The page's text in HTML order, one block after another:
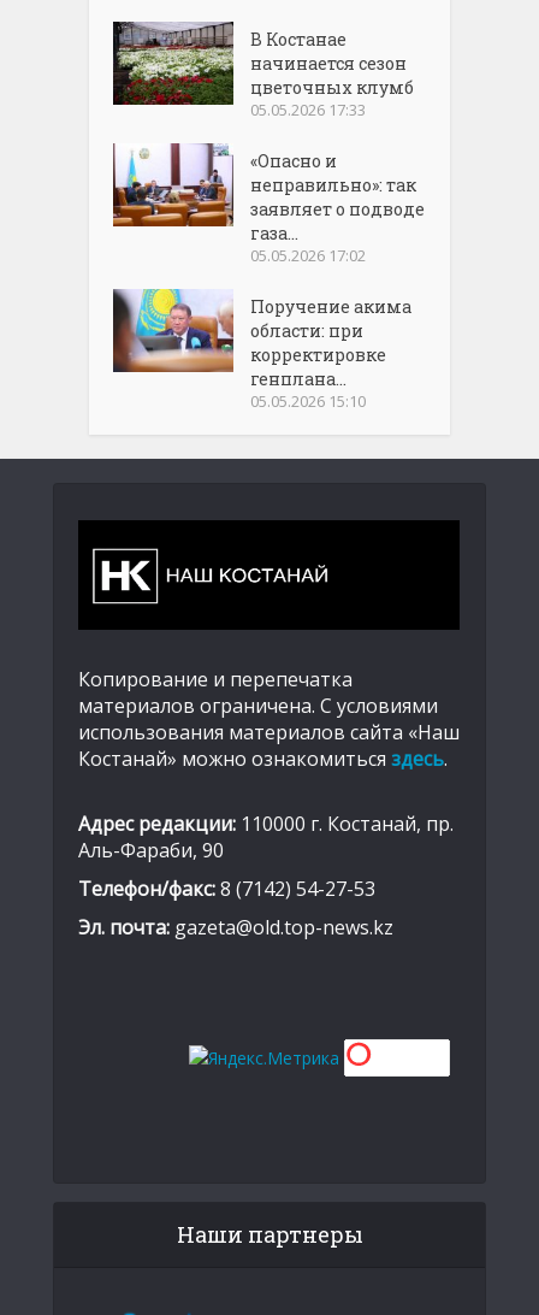
В Костанае
начинается сезон
цветочных клумб
05.05.2026 17:33
«Опасно и
неправильно»: так
заявляет о подводе
газа...
05.05.2026 17:02
Поручение акима
области: при
корректировке
генплана...
05.05.2026 15:10
Копирование и перепечатка
материалов ограничена. С условиями
использования материалов сайта «Наш
Костанай» можно ознакомиться здесь.
Адрес редакции: 110000 г. Костанай, пр.
Аль-Фараби, 90
Телефон/факс:8 (7142) 54-27-53
Эл. почта: gazeta@old.top-news.kz
Наши партнеры